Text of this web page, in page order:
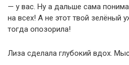
— у вас. Ну а дальше сама
на всех! А не этот твой зелёный
тогда опозорила!
Лиза сделала глубокий вдох.